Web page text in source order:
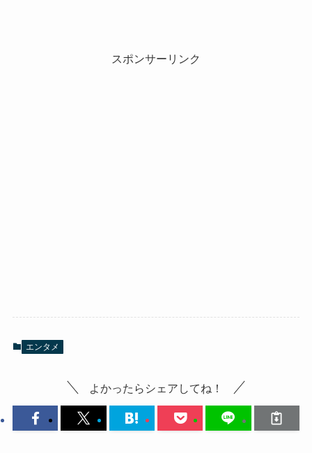
スポンサーリンク
エンタメ
よかったらシェアしてね！